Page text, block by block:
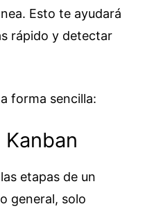
Esto te ayudará
rápido y detectar
forma sencilla:
etapas de un
general, solo